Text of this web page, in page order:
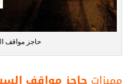
حاجز مواقف